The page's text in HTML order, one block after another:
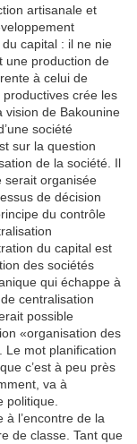
artisanale et
capital : il ne nie
une production de
à celui de
crée les
vision de Bakounine
société
sur la question
de la société. Il
serait organisée
de décision
du contrôle
du capital est
des sociétés
qui échappe à
centralisation
possible
«organisation des
Le mot planification
c’est à peu près
va à
politique.
à l’encontre de la
de classe. Tant que